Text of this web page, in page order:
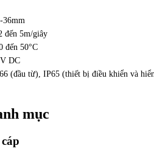
36mm
đến 5m/giây
đến 50°C
DC
(đầu từ), IP65 (thiết bị điều khiển và
mục